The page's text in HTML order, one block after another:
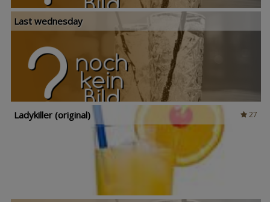
Last wednesday
27
Ladykiller (original)